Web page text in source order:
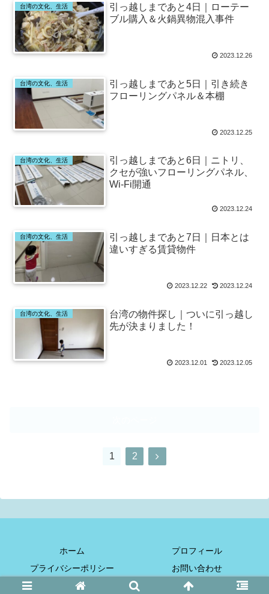
台湾の文化、生活
引っ越しまであと4日｜ローテー
ブル購入＆火鍋異物混入事件
2023.12.26
台湾の文化、生活
引っ越しまであと5日｜引き続き
フローリングパネル＆本棚
2023.12.25
台湾の文化、生活
引っ越しまであと6日｜ニトリ、
クセが強いフローリングパネル、
Wi-Fi開通
2023.12.24
台湾の文化、生活
引っ越しまであと7日｜日本とは
違いすぎる賃貸物件
2023.12.22 2023.12.24
台湾の文化、生活
台湾の物件探し｜ついに引っ越し
先が決まりました！
2023.12.01 2023.12.05
1 2
次
ホーム
プロフィール
プライバシーポリシー
お問い合わせ
© 2019 ぺいたいぺいうぉ～く.